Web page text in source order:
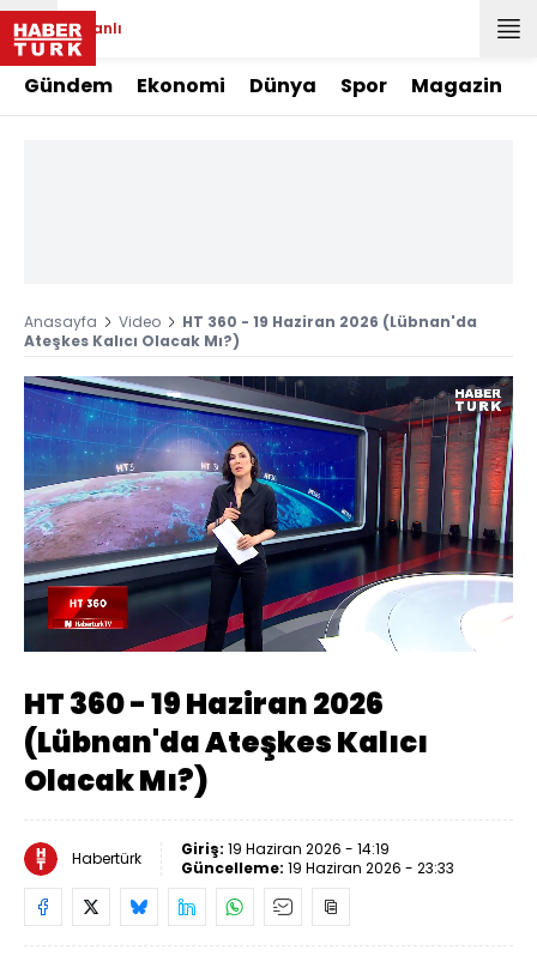
Canlı
Gündem Ekonomi Dünya Spor Magazin
Anasayfa Video
HT 360 - 19 Haziran 2026 (Lübnan'da
Ateşkes Kalıcı Olacak Mı?)
Sesi
Aç
Yüklendi:
1.10%
Oynatma
Hızı
HT 360 - 19 Haziran 2026
(Lübnan'da Ateşkes Kalıcı
Olacak Mı?)
Habertürk Giriş: 19 Haziran 2026 - 14:19
Güncelleme: 19 Haziran 2026 - 23:33